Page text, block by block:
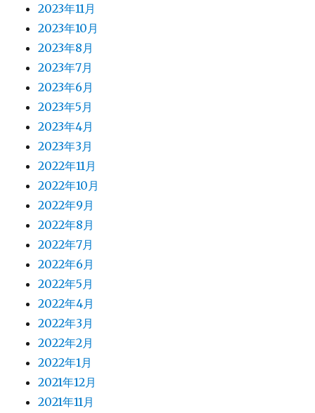
2023年11月
2023年10月
2023年8月
2023年7月
2023年6月
2023年5月
2023年4月
2023年3月
2022年11月
2022年10月
2022年9月
2022年8月
2022年7月
2022年6月
2022年5月
2022年4月
2022年3月
2022年2月
2022年1月
2021年12月
2021年11月